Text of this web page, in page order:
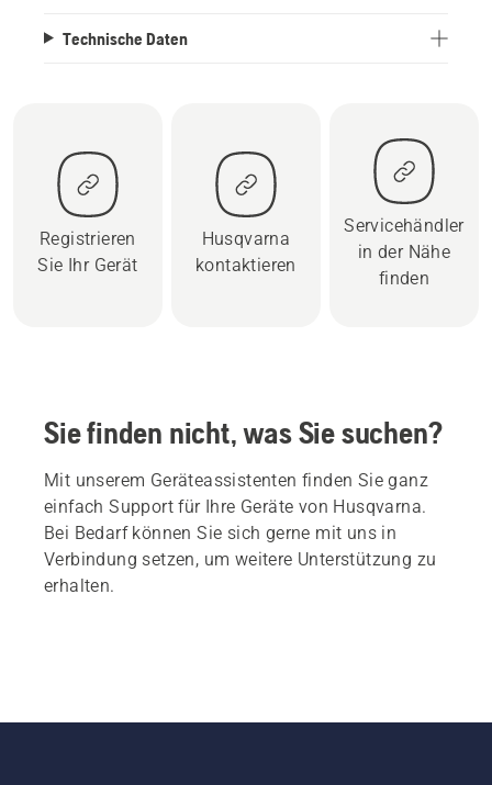
Technische Daten
Registrieren
Sie Ihr Gerät
Husqvarna
kontaktieren
Servicehändler
in der Nähe
finden
Sie finden nicht, was Sie suchen?
Mit unserem Geräteassistenten finden Sie ganz
einfach Support für Ihre Geräte von Husqvarna.
Bei Bedarf können Sie sich gerne mit uns in
Verbindung setzen, um weitere Unterstützung zu
erhalten.